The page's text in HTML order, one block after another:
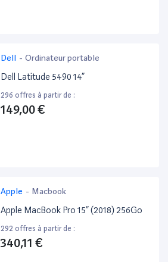
Dell - Ordinateur portable
Dell Latitude 5490 14”
296 offres à partir de :
149,00 €
Apple - Macbook
Apple MacBook Pro 15” (2018) 256Go
292 offres à partir de :
340,11 €